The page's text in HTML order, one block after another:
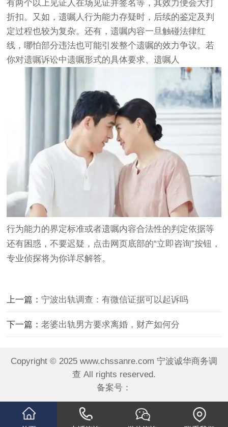
有两个以上见证人在场见证并签名等，其效力便会大打
折扣。又如，遗嘱人行为能力存疑时，后续的鉴定及判
定过程也较为复杂。还有，遗嘱内容一旦触碰法律红
线，哪怕部分违法也可能引发整个遗嘱的效力争议。若
你对遗嘱诉讼中遗嘱形式的具体要求、遗嘱人
行为能力的界定标准或者遗嘱内容合法性的判定依据等
还有困惑，不要迟疑，点击网页底部的“立即咨询”按钮，
专业侦探将为你详尽解答。
上一篇：宁波出轨调查：有微信证据可以起诉吗
下一篇：老婆出轨男方要求离婚，财产如何分
Copyright © 2025 www.chssanre.com 宁波诚华商务调
查 All rights reserved.
备案号：